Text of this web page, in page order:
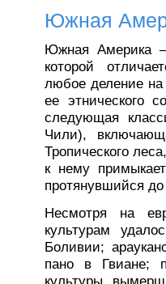
Южная
Южная Америка
которой
любое деление на
ее этнического
следующая
Чили),
Тропического
к нему
протянувшийся
Несмотря на
культурам
Боливии;
пано в Гвиане;